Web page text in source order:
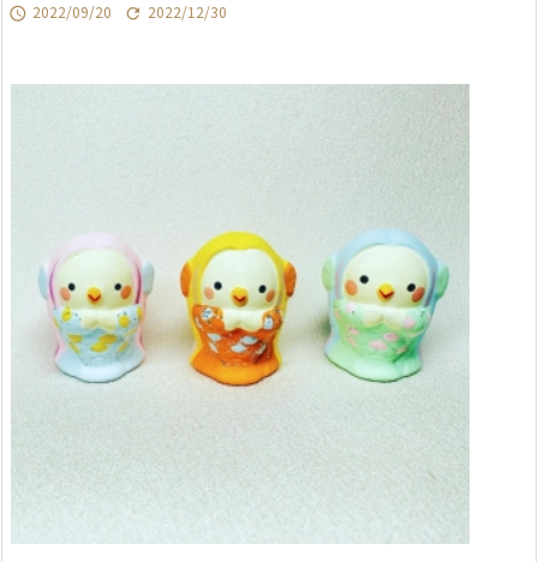
 2022/09/20  2022/12/30